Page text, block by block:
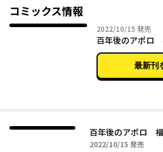
デビュー作である「百年後のアポロ」か
連載「あねおもい」、そして『ホテル・
そ』に繋がった老紳士達を描いたショー
豊かなアイディアと、美しい筆致で描か
コミックス情報
2022/10/15 2022年
発売
百年後のアポロ
最新刊
百年後のアポロ
2022/10/15 2022年10
発売